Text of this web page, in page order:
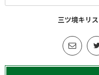
三ツ境キリ